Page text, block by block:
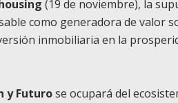
(19 de noviembre), la
como generadora de valor
inmobiliaria en la
y Futurose ocupará del